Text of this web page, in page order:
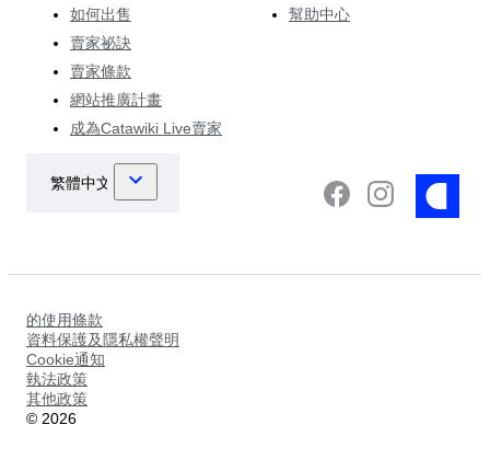
如何出售
賣家祕訣
賣家條款
網站推廣計畫
成為Catawiki Live賣家
幫助中心
的使用條款
資料保護及隱私權聲明
Cookie通知
執法政策
其他政策
© 2026